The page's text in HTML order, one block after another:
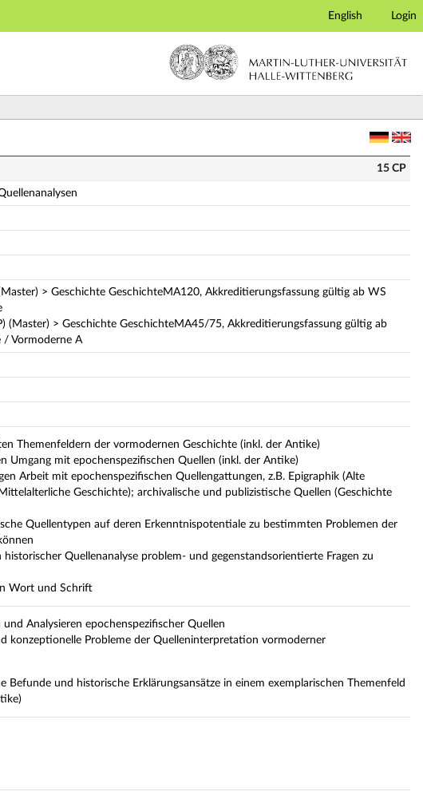
English Login
15 CP
> Geschichte GeschichteMA120, Akkreditierungsfassung gültig ab WS
(Master) > Geschichte GeschichteMA45/75, Akkreditierungsfassung gültig ab
Vormoderne A
Themenfeldern der vormodernen Geschichte (inkl. der Antike)
Umgang mit epochenspezifischen Quellen (inkl. der Antike)
Arbeit mit epochenspezifischen Quellengattungen, z.B. Epigraphik (Alte
Geschichte); archivalische und publizistische Quellen (Geschichte
Quellentypen auf deren Erkenntnispotentiale zu bestimmten Problemen der
historischer Quellenanalyse problem- und gegenstandsorientierte Fragen zu
Wort und Schrift
und Analysieren epochenspezifischer Quellen
konzeptionelle Probleme der Quelleninterpretation vormoderner
Befunde und historische Erklärungsansätze in einem exemplarischen Themenfeld